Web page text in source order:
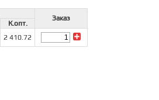
Заказ
К.опт.
2 410.72